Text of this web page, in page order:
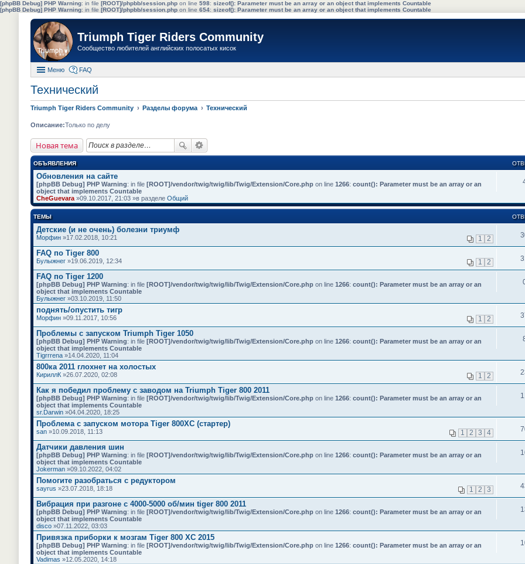
[phpBB Debug] PHP Warning: in file [ROOT]/phpbb/session.php on line 598: sizeof(): Parameter must be an array or an object that implements Countable
[phpBB Debug] PHP Warning: in file [ROOT]/phpbb/session.php on line 654: sizeof(): Parameter must be an array or an object that implements Countable
Triumph Tiger Riders Community
Сообщество любителей английских полосатых кисок
Меню FAQ
Технический
Triumph Tiger Riders Community Разделы форума Технический
Описание:Только по делу
Новая тема
ОБЪЯВЛЕНИЯ
Обновления на сайте
[phpBB Debug] PHP Warning: in file [ROOT]/vendor/twig/twig/lib/Twig/Extension/Core.php on line 1266: count(): Parameter must be an array or an
object that implements Countable
CheGuevara »09.10.2017, 21:03 »в разделе Общий
ТЕМЫ
Детские (и не очень) болезни триумф
1 2
Морфин »17.02.2018, 10:21
FAQ по Tiger 800
1 2
Булыжнег »19.06.2019, 12:34
FAQ по Tiger 1200
[phpBB Debug] PHP Warning: in file [ROOT]/vendor/twig/twig/lib/Twig/Extension/Core.php on line 1266: count(): Parameter must be an array or an
object that implements Countable
Булыжнег »03.10.2019, 11:50
поднять/опустить тигр
1 2
Морфин »09.11.2017, 10:56
Проблемы с запуском Triumph Tiger 1050
[phpBB Debug] PHP Warning: in file [ROOT]/vendor/twig/twig/lib/Twig/Extension/Core.php on line 1266: count(): Parameter must be an array or an
object that implements Countable
Tigrrrena »14.04.2020, 11:04
800ка 2011 глохнет на холостых
1 2
КириллК »26.07.2020, 02:08
Как я победил проблему с заводом на Triumph Tiger 800 2011
[phpBB Debug] PHP Warning: in file [ROOT]/vendor/twig/twig/lib/Twig/Extension/Core.php on line 1266: count(): Parameter must be an array or an
object that implements Countable
sr.Darwin »04.04.2020, 18:25
Проблема с запуском мотора Tiger 800XC (стартер)
1 2 3 4
san »10.09.2018, 11:13
Датчики давления шин
[phpBB Debug] PHP Warning: in file [ROOT]/vendor/twig/twig/lib/Twig/Extension/Core.php on line 1266: count(): Parameter must be an array or an
object that implements Countable
Jokerman »09.10.2022, 04:02
Помогите разобраться с редуктором
1 2 3
sayrus »23.07.2018, 18:18
Вибрация при разгоне с 4000-5000 об/мин tiger 800 2011
[phpBB Debug] PHP Warning: in file [ROOT]/vendor/twig/twig/lib/Twig/Extension/Core.php on line 1266: count(): Parameter must be an array or an
object that implements Countable
disco »07.11.2022, 03:03
Привязка приборки к мозгам Tiger 800 XC 2015
[phpBB Debug] PHP Warning: in file [ROOT]/vendor/twig/twig/lib/Twig/Extension/Core.php on line 1266: count(): Parameter must be an array or an
object that implements Countable
Vadimas »12.05.2020, 14:18